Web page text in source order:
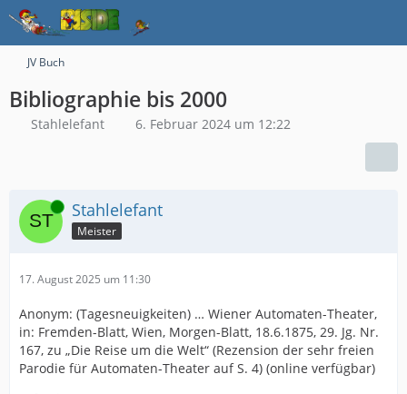
JV Buch
Bibliographie bis 2000
Stahlelefant 6. Februar 2024 um 12:22
Online Stahlelefant
Meister
17. August 2025 um 11:30
Anonym: (Tagesneuigkeiten) … Wiener Automaten-Theater,
in: Fremden-Blatt, Wien, Morgen-Blatt, 18.6.1875, 29. Jg. Nr.
167, zu „Die Reise um die Welt“ (Rezension der sehr freien
Parodie für Automaten-Theater auf S. 4) (online verfügbar)